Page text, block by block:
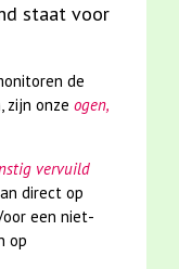
staat voor
de
zijn onze ogen,
vervuild
direct op
een niet-
op